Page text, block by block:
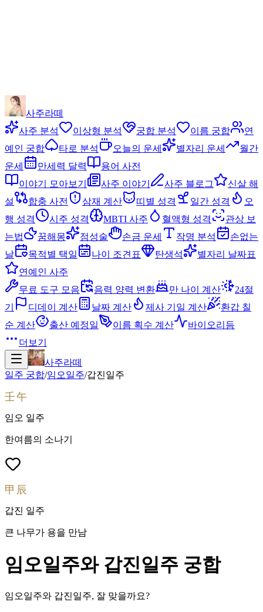
사주라떼
사주 분석
이상형 분석 궁합 분석 이름 궁합
연
예인 궁합
타로 분석 오늘의 운세 별자리 운세
월간
운세
만세력 달력
용어 사전
이야기 모아보기
사주 이야기 사주 블로그
신살 해
설
합충 사전 삼재 계산 띠별 성격 일간 성격
오
행 성격
시주 성격 MBTI 사주 혈액형 성격
관상 보
는법
꿈해몽 점성술 손금 운세 작명 분석
손없는
날
목적별 택일 나이 조견표 탄생석
별자리 날짜표
연예인 사주
무료 도구 모음
음력 양력 변환 만 나이 계산
24절
기
디데이 계산 날짜 계산 제사 기일 계산
환갑 칠
순 계산
출산 예정일 이름 획수 계산
바이오리듬
더보기
사주라떼
일주 궁합/임오일주/갑진일주
壬午
임오 일주
한여름의 소나기
甲辰
갑진 일주
큰 나무가 용을 만남
임오일주와 갑진일주 궁합
임오일주와 갑진일주, 잘 맞을까요?